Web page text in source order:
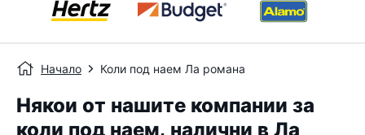
Начало Коли под наем Ла романа
Някои от нашите компании за
коли под наем, налични в Ла